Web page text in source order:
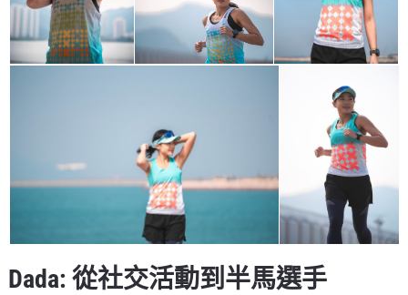
Dada: 從社交活動到半馬選手